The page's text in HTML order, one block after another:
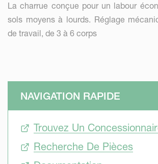
La charrue conçue pour un labour
sols moyens à lourds. Réglage
de travail, de 3 à 6 corps
NAVIGATION RAPIDE
Trouvez Un
Recherche De Pièces